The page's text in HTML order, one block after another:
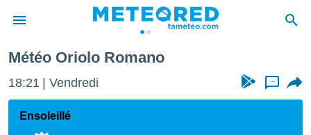
de
Météo Oriolo Romano
18:21 Vendredi ...
Ensoleillé